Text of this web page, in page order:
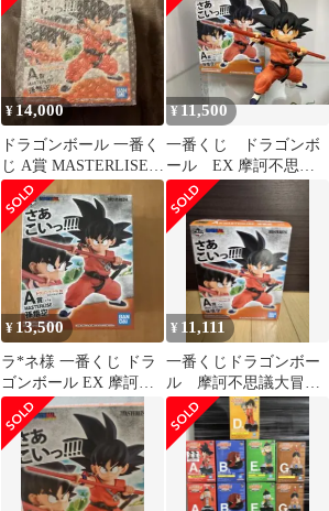
¥ 14,000
ドラゴンボール 一番く
じ A賞 MASTERLISE
孫悟空 摩訶不思議
¥11,500
一番くじ ドラゴンボ
ール EX 摩訶不思議
大冒険 孫悟空 A賞
¥ 13,500
ラ*ネ様 一番くじ ドラ
ゴンボール EX 摩訶不
思議大冒険 A賞 孫悟空
国内正
¥ 11,111
一番くじドラゴンボー
ル 摩訶不思議大冒
険 A賞 孫悟空